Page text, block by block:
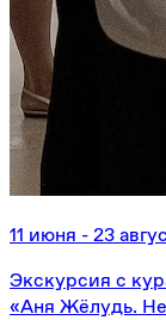
11 июня - 23
Экскурсия с
«Аня Жёлудь. Не